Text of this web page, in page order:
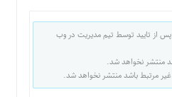
از تایید توسط تیم مدیریت در وب
منتشر نخواهد شد.
غیر مرتبط باشد منتشر نخواهد شد.